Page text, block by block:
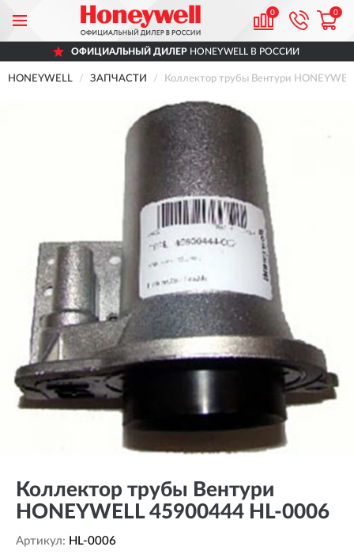
0 0
ОФИЦИАЛЬНЫЙ ДИЛЕР HONEYWELL В РОССИИ
HONEYWELL ЗАПЧАСТИ Коллектор трубы Вентури
Коллектор трубы Вентури
HONEYWELL 45900444 HL-0006
Артикул: HL-0006